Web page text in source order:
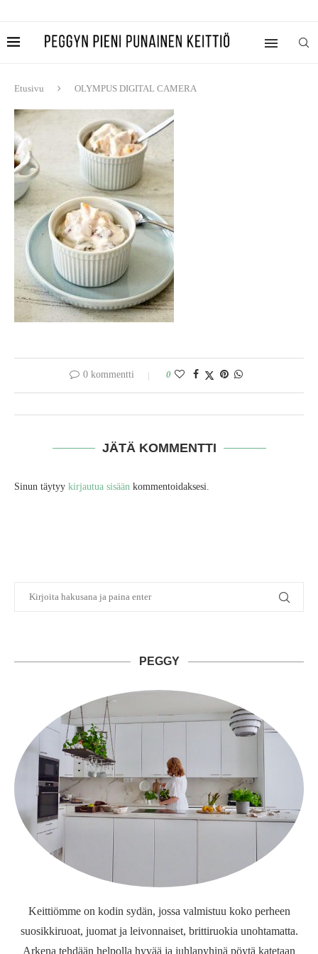
Etusivu OLYMPUS DIGITAL CAMERA
0 kommentti 0
JÄTÄ KOMMENTTI
Sinun täytyy kirjautua sisään kommentoidaksesi.
PEGGY
Keittiömme on kodin sydän, jossa valmistuu koko perheen
suosikkiruoat, juomat ja leivonnaiset, brittiruokia unohtamatta.
Arkena tehdään helpolla hyvää ja juhlapyhinä pöytä katetaan